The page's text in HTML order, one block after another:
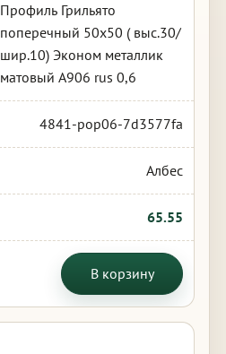
Профиль Грильято
поперечный 50х50 ( выс.30/
шир.10) Эконом металлик
матовый А906 rus 0,6
4841-pop06-7d3577fa
Албес
65.55
В корзину